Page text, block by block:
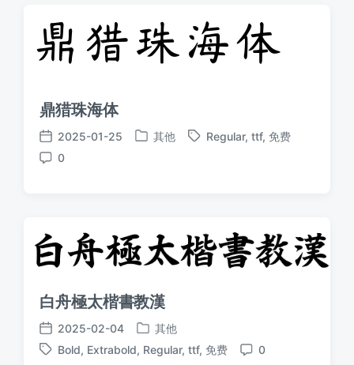
鼎猎珠海体
发
布
2025-01-25
发
其他
标
Regular, ttf, 免费
评
0
白舟極太楷書教漢
发
布
2025-02-04
发
布
其他
标
Bold, Extrabold, Regular, ttf, 免费
评
0